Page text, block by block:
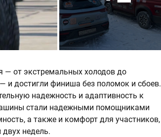
— от экстремальных холодов до
и достигли финиша без поломок и сбоев.
надежность и адаптивность к
стали надежными помощниками
а также и комфорт для участников,
недель.